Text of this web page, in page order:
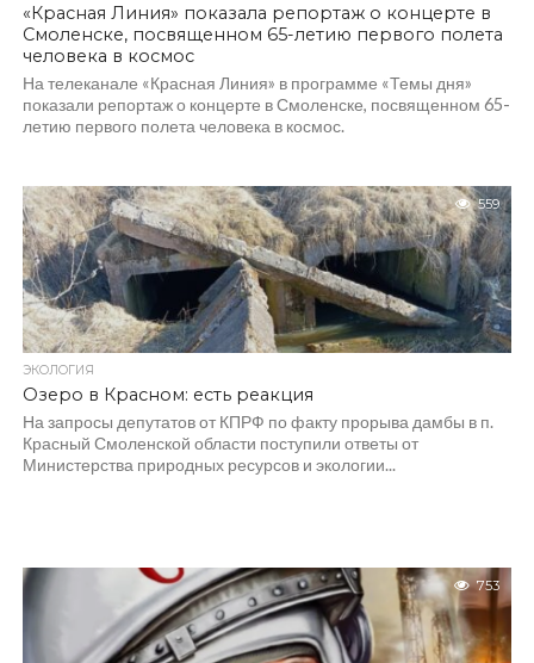
«Красная Линия» показала репортаж о концерте в
Смоленске, посвященном 65-летию первого полета
человека в космос
На телеканале «Красная Линия» в программе «Темы дня»
показали репортаж о концерте в Смоленске, посвященном 65-
летию первого полета человека в космос.
559
ЭКОЛОГИЯ
Озеро в Красном: есть реакция
На запросы депутатов от КПРФ по факту прорыва дамбы в п.
Красный Смоленской области поступили ответы от
Министерства природных ресурсов и экологии...
753